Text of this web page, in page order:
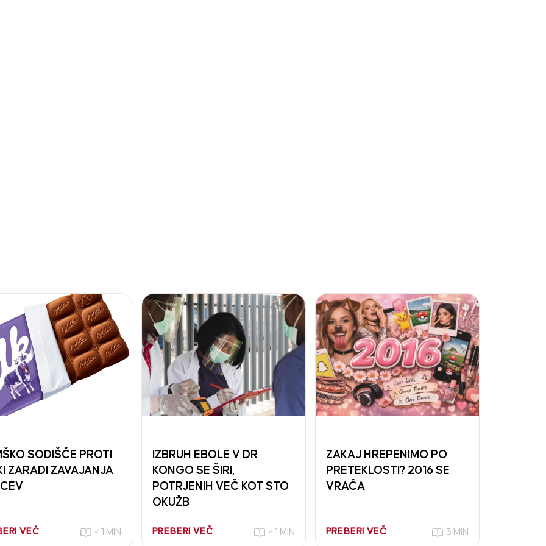
SODIŠČE PROTI
ZARADI ZAVAJANJA
VEČ < 1 MIN
IZBRUH EBOLE V DR
KONGO SE ŠIRI,
POTRJENIH VEČ KOT STO
OKUŽB
PREBERI VEČ < 1 MIN
ZAKAJ HREPENIMO PO
PRETEKLOSTI? 2016 SE
VRAČA
PREBERI VEČ 3 MIN